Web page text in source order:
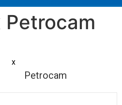
Petrocam
x
Petrocam